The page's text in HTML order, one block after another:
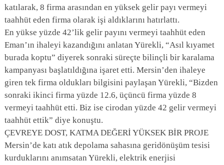
katılarak, 8 firma arasından en yüksek gelir payı vermeyi
taahhüt eden firma olarak işi aldıklarını hatırlattı.
En yükse yüzde 42’lik gelir payını vermeyi taahhüt eden
Eman’ın ihaleyi kazandığını anlatan Yürekli, “Asıl kıyamet
burada koptu” diyerek sonraki süreçte bilinçli bir karalama
kampanyası başlatıldığına işaret etti. Mersin’den ihaleye
giren tek firma oldukları bilgisini paylaşan Yürekli, “Bizden
sonraki ikinci firma yüzde 12.6, üçüncü firma yüzde 8
vermeyi taahhüt etti. Biz ise cirodan yüzde 42 gelir vermeyi
taahhüt ettik” diye konuştu.
ÇEVREYE DOST, KATMA DEĞERİ YÜKSEK BİR PROJE
Mersin’de katı atık depolama sahasına geridönüşüm tesisi
kurduklarını anımsatan Yürekli, elektrik enerjisi